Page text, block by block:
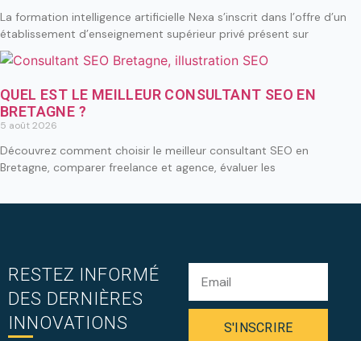
La formation intelligence artificielle Nexa s’inscrit dans l’offre d’un
établissement d’enseignement supérieur privé présent sur
QUEL EST LE MEILLEUR CONSULTANT SEO EN
BRETAGNE ?
5 août 2026
Découvrez comment choisir le meilleur consultant SEO en
Bretagne, comparer freelance et agence, évaluer les
RESTEZ INFORMÉ
DES DERNIÈRES
INNOVATIONS
S'INSCRIRE